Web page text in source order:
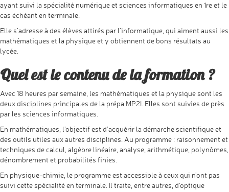
ayant suivi la spécialité numérique et sciences informatiques en 1re et le
cas échéant en terminale.
Elle s’adresse à des élèves attirés par l’informatique, qui aiment aussi les
mathématiques et la physique et y obtiennent de bons résultats au
lycée.
Quel est le contenu de la formation ?
Avec 18 heures par semaine, les mathématiques et la physique sont les
deux disciplines principales de la prépa MP2I. Elles sont suivies de près
par les sciences informatiques.
En mathématiques, l’objectif est d’acquérir la démarche scientifique et
des outils utiles aux autres disciplines. Au programme : raisonnement et
techniques de calcul, algèbre linéaire, analyse, arithmétique, polynômes,
dénombrement et probabilités finies.
En physique-chimie, le programme est accessible à ceux qui n’ont pas
suivi cette spécialité en terminale. Il traite, entre autres, d’optique